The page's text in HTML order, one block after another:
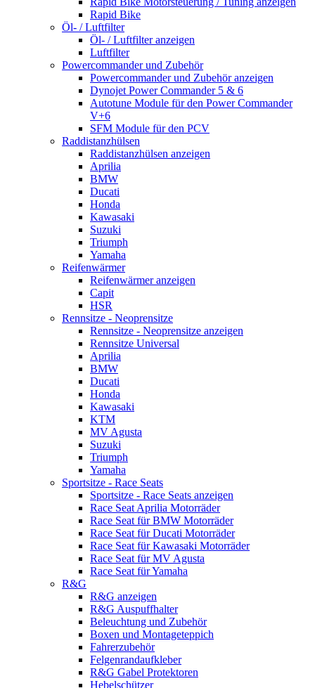
Rapid Bike
Öl- / Luftfilter
Öl- / Luftfilter anzeigen
Luftfilter
Powercommander und Zubehör
Powercommander und Zubehör anzeigen
Dynojet Power Commander 5 & 6
Autotune Module für den Power Commander
V+6
SFM Module für den PCV
Raddistanzhülsen
Raddistanzhülsen anzeigen
Aprilia
BMW
Ducati
Honda
Kawasaki
Suzuki
Triumph
Yamaha
Reifenwärmer
Reifenwärmer anzeigen
Capit
HSR
Rennsitze - Neoprensitze
Rennsitze - Neoprensitze anzeigen
Rennsitze Universal
Aprilia
BMW
Ducati
Honda
Kawasaki
KTM
MV Agusta
Suzuki
Triumph
Yamaha
Sportsitze - Race Seats
Sportsitze - Race Seats anzeigen
Race Seat Aprilia Motorräder
Race Seat für BMW Motorräder
Race Seat für Ducati Motorräder
Race Seat für Kawasaki Motorräder
Race Seat für MV Agusta
Race Seat für Yamaha
R&G
R&G anzeigen
R&G Auspuffhalter
Beleuchtung und Zubehör
Boxen und Montageteppich
Fahrerzubehör
Felgenrandaufkleber
R&G Gabel Protektoren
Hebelschützer